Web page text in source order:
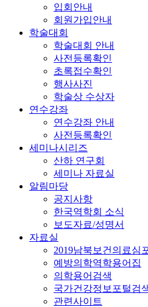
입회안내
회원가입안내
학술대회
학술대회 안내
사전등록확인
초록접수확인
행사사진
학술상 수상자
연수강좌
연수강좌 안내
사전등록확인
세미나시리즈
산하 연구회
세미나 자료실
알림마당
공지사항
한국역학회 소식
보도자료/성명서
자료실
2019남북보건의료심
예방의학역학용어집
의학용어검색
국가건강정보포털검
관련사이트